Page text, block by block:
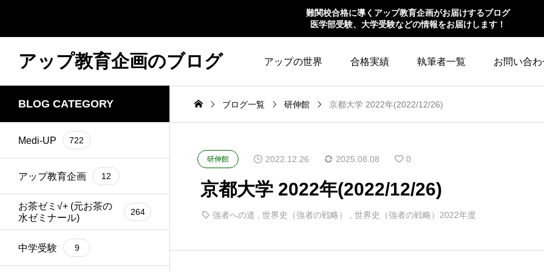
難関校合格に導くアップ教育企画がお届けするブログ
医学部受験、大学受験などの情報をお届けします！
アップ教育企画のブログ アップの世界 合格実績 執筆者一覧 お問い合わ
BLOG CATEGORY
Medi-UP 722
アップ教育企画 12
お茶ゼミ√+ (元お茶の
水ゼミナール)
264
中学受験 9
ブログ一覧 研伸館 京都大学 2022年(2022/12/26)
研伸館 2022.12.26 2025.08.08 0
京都大学 2022年(2022/12/26)
強者への道 世界史（強者の戦略） 世界史（強者の戦略）2022年度